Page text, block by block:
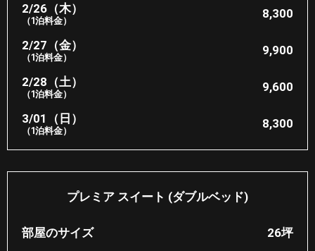
2/26（木）
（1泊料金） 8,300
2/27（金）
（1泊料金） 9,900
2/28（土）
（1泊料金） 9,600
3/01（日）
（1泊料金） 8,300
プレミア スイート (ダブルベッド)
部屋のサイズ 26坪